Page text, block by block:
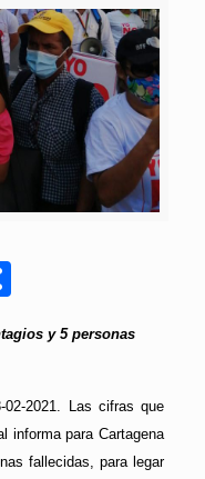
y 5 personas
02-2021. Las cifras que
informa para Cartagena
fallecidas, para legar